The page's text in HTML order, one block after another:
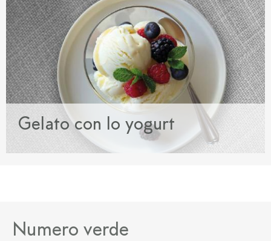
Gelato con lo yogurt
Numero verde